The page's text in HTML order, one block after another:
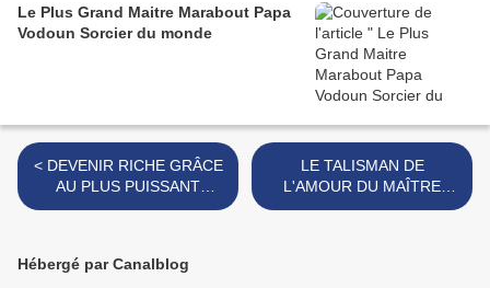
Le Plus Grand Maitre Marabout Papa
Vodoun Sorcier du monde
< DEVENIR RICHE GRÂCE
AU PLUS PUISSANT
MAITRE DJEMEY
​LE TALISMAN DE
L'AMOUR DU MAÎTRE
MARABOUT VOYANT
Hébergé par Canalblog